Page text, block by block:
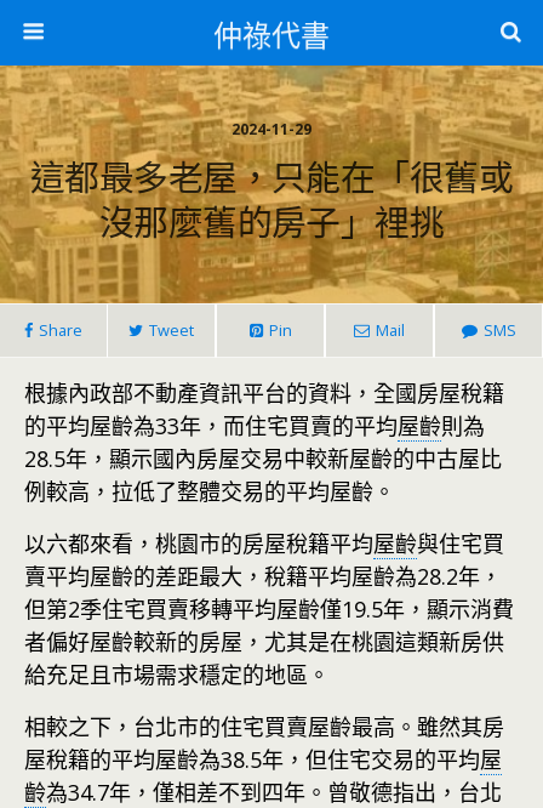
仲祿代書
2024-11-29
這都最多老屋，只能在「很舊或
沒那麼舊的房子」裡挑
Share Tweet Pin Mail SMS
根據內政部不動產資訊平台的資料，全國房屋稅籍
的平均屋齡為33年，而住宅買賣的平均屋齡則為
28.5年，顯示國內房屋交易中較新屋齡的中古屋比
例較高，拉低了整體交易的平均屋齡。
以六都來看，桃園市的房屋稅籍平均屋齡與住宅買
賣平均屋齡的差距最大，稅籍平均屋齡為28.2年，
但第2季住宅買賣移轉平均屋齡僅19.5年，顯示消費
者偏好屋齡較新的房屋，尤其是在桃園這類新房供
給充足且市場需求穩定的地區。
相較之下，台北市的住宅買賣屋齡最高。雖然其房
屋稅籍的平均屋齡為38.5年，但住宅交易的平均屋
齡為34.7年，僅相差不到四年。曾敬德指出，台北